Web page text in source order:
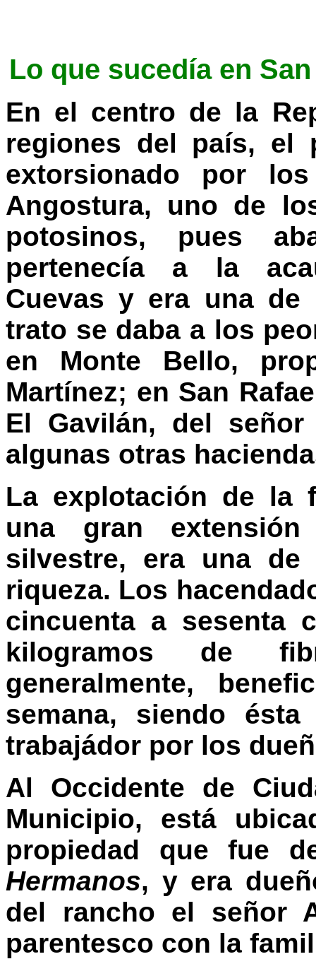
Lo que sucedía en
En el centro de la
regiones del país, el
extorsionado por los
Angostura, uno de
potosinos, pues
pertenecía a la
Cuevas y era una
trato se daba a los
en Monte Bello,
Martínez; en San
El Gavilán, del
algunas otras
La explotación de la
una gran
silvestre, era una
riqueza. Los
cincuenta a sesenta
kilogramos de
generalmente,
semana, siendo
trabajádor por los
Al Occidente de
Municipio, está
propiedad que fue
Hermanos, y era
del rancho el señor
parentesco con la